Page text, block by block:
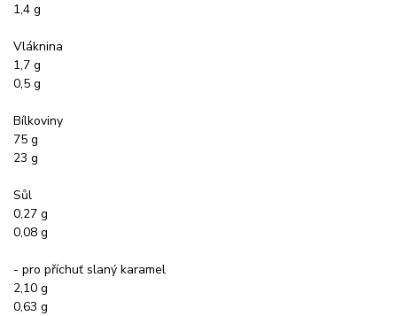
1,4 g
Vláknina
1,7 g
0,5 g
Bílkoviny
75 g
23 g
Sůl
0,27 g
0,08 g
- pro příchuť slaný karamel
2,10 g
0,63 g